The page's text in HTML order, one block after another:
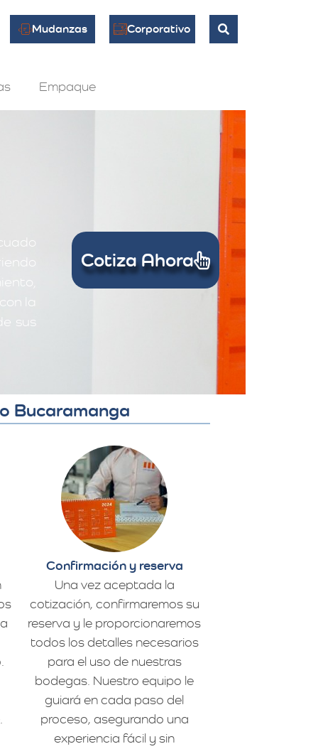
Mudanzas Corporativo
Empaque
la
sus
Cotiza Ahora
Bucaramanga
Confirmación y reserva
Una vez aceptada la
cotización, confirmaremos su
reserva y le proporcionaremos
todos los detalles necesarios
para el uso de nuestras
bodegas. Nuestro equipo le
guiará en cada paso del
proceso, asegurando una
experiencia fácil y sin